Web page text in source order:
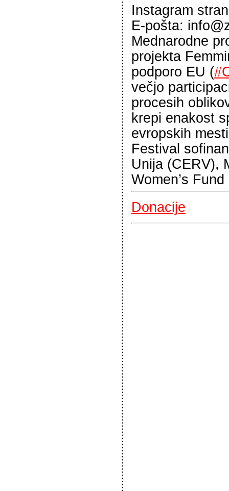
Instagram
E-pošta:
Mednarodne
projekta
podporo EU (
večjo
procesih
krepi enakost
evropskih
Festival
Unija (CERV),
Women’s Fund
Donacije